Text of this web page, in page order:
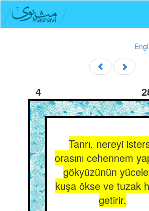
4
Tanrı, nereyi
orasını cehennem
gökyüzünün
kuşa ökse ve tuzak
getirir.